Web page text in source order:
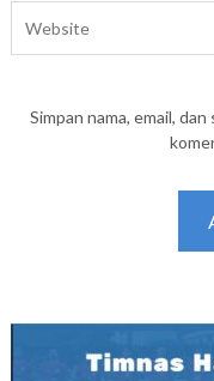
Simpan nama, email,